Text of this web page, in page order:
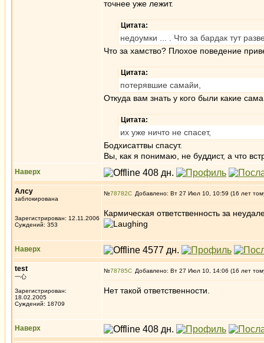
точнее уже лежит.
Цитата:
недоумки ... . Что за бардак тут
Что за хамство? Плохое поведение
Цитата:
потерявшие самайи,
Откуда вам знать у кого были какие
Цитата:
их уже ничто не спасет,
Бодхисаттвы спасут.
Вы, как я понимаю, не буддист, а что
Наверх
Алсу
заблокирована
Зарегистрирован: 12.11.2006
Суждений: 353
№78782 Добавлено: Вт 27 Июл 10, 10:59 (16 лет
Кармическая ответственность за
Наверх
test
一心
Зарегистрирован:
18.02.2005
Суждений: 18709
№78785 Добавлено: Вт 27 Июл 10, 14:06 (16 лет
Нет такой ответственности.
Наверх